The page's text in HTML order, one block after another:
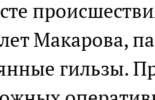
Макарова,
гильзы.